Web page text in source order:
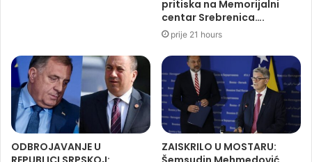
pritiska na Memorijalni
centar Srebrenica….
prije 21 hours
ODBROJAVANJE U
ZAISKRILO U MOSTARU: